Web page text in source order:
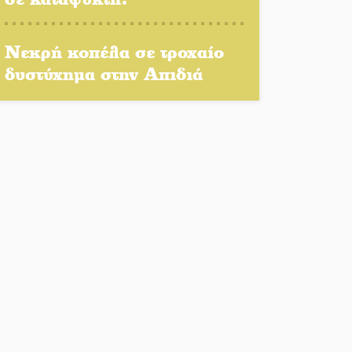
Μονεμβασιάς στο τραπέζι
Πολιτισμός και παράδοση
Νεκρή κοπέλα σε τροχαίο
δυστύχημα στην Απιδιά